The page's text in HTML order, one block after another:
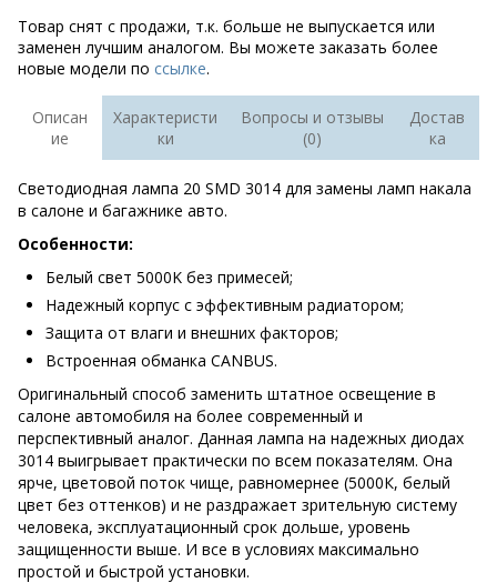
Товар снят с продажи, т.к. больше не выпускается или
заменен лучшим аналогом. Вы можете заказать более
новые модели по ссылке.
Описан
ие
Характеристи
ки
Вопросы и отзывы
(0)
Достав
ка
Светодиодная лампа 20 SMD 3014 для замены ламп накала
в салоне и багажнике авто.
Особенности:
Белый свет 5000K без примесей;
Надежный корпус с эффективным радиатором;
Защита от влаги и внешних факторов;
Встроенная обманка CANBUS.
Оригинальный способ заменить штатное освещение в
салоне автомобиля на более современный и
перспективный аналог. Данная лампа на надежных диодах
3014 выигрывает практически по всем показателям. Она
ярче, цветовой поток чище, равномернее (5000К, белый
цвет без оттенков) и не раздражает зрительную систему
человека, эксплуатационный срок дольше, уровень
защищенности выше. И все в условиях максимально
простой и быстрой установки.